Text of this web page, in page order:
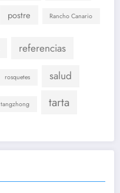
postre Rancho Canario
referencias
rosquetes salud
tangzhong tarta